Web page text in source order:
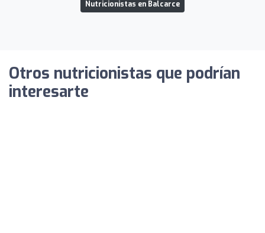
Nutricionistas en Balcarce
Otros nutricionistas que podrían
interesarte